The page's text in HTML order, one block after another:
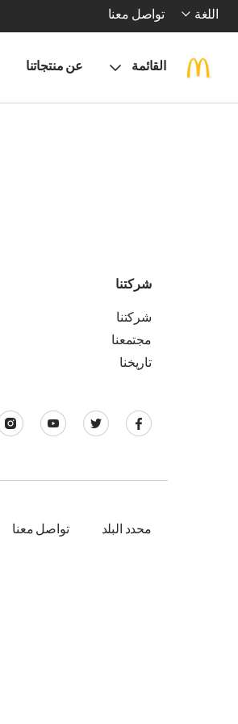
اللغة تواصل معنا
القائمة عن منتجاتنا
شركتنا
شركتنا
مجتمعنا
تاريخنا
محدد البلد تواصل معنا